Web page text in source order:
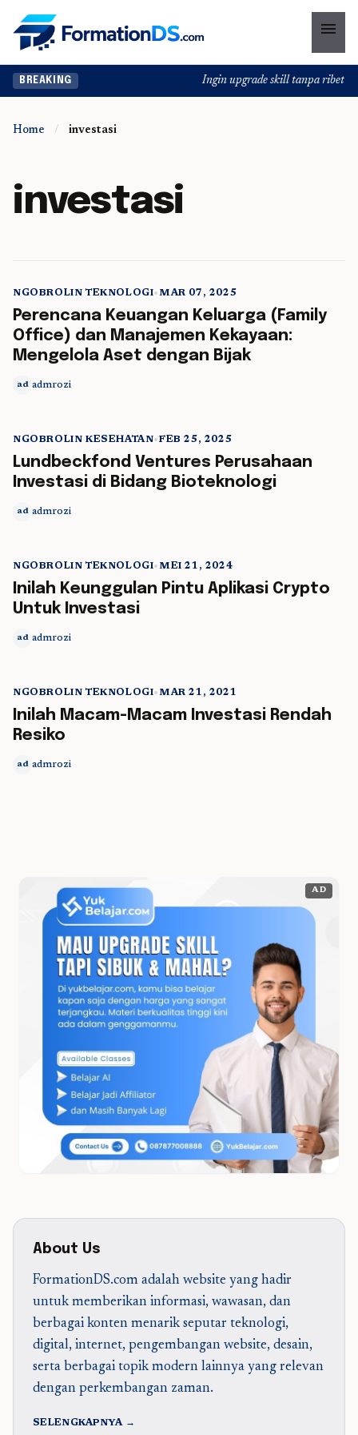
menu
BREAKING Ingin upgrade skill tanpa ribet?
Home / investasi
investasi
5 min read
NGOBROLIN TEKNOLOGI•MAR 07, 2025
Perencana Keuangan Keluarga (Family
Office) dan Manajemen Kekayaan:
Mengelola Aset dengan Bijak
ad admrozi
5 min read
NGOBROLIN KESEHATAN•FEB 25, 2025
Lundbeckfond Ventures Perusahaan
Investasi di Bidang Bioteknologi
ad admrozi
5 min read
NGOBROLIN TEKNOLOGI•MEI 21, 2024
Inilah Keunggulan Pintu Aplikasi Crypto
Untuk Investasi
ad admrozi
5 min read
NGOBROLIN TEKNOLOGI•MAR 21, 2021
Inilah Macam-Macam Investasi Rendah
Resiko
ad admrozi
AD
About Us
FormationDS.com adalah website yang hadir
untuk memberikan informasi, wawasan, dan
berbagai konten menarik seputar teknologi,
digital, internet, pengembangan website, desain,
serta berbagai topik modern lainnya yang relevan
dengan perkembangan zaman.
SELENGKAPNYA →